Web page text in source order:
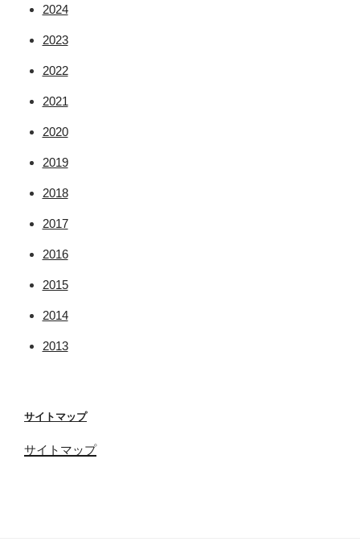
2024
2023
2022
2021
2020
2019
2018
2017
2016
2015
2014
2013
サイトマップ
サイトマップ